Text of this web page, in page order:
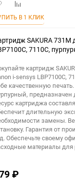
Добавить
сравнению
В 1 КЛИК
SAKURA 731M
7110C,
картридж
i-sensys LBP7100C,
качественную
предназначен
картриджа
длительную
замены.
Гарантия от
Обеспечьте своему
материалы для
₽